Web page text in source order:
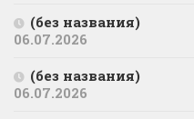
(без названия)
06.07.2026
(без названия)
06.07.2026